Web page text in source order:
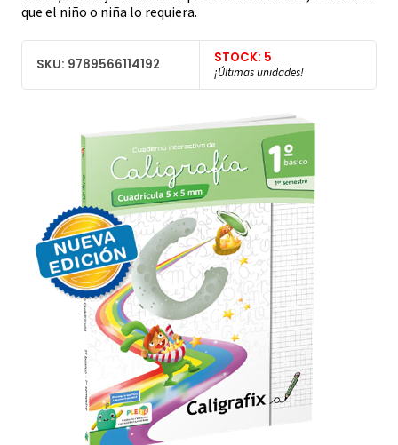
que el niño o niña lo requiera.
SKU: 9789566114192 STOCK: 5
¡Últimas unidades!